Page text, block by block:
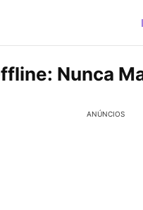
Nunca
ANÚNCIOS